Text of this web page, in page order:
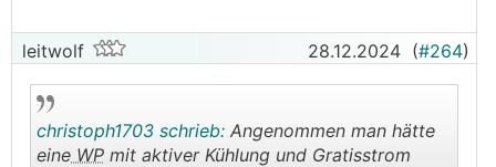
Auch ist die Service-Zugänglichkeit einiger
Aber das ist aktuell noch der Kompromiss, den man
eingehen muss, wenn man eine gut funktionierende
KWL-Entfeuchtungs-Lösung haben will.
leitwolf 28.12.2024 (#264)
christoph1703 schrieb: Angenommen man hätte
eine WP mit aktiver Kühlung und Gratisstrom